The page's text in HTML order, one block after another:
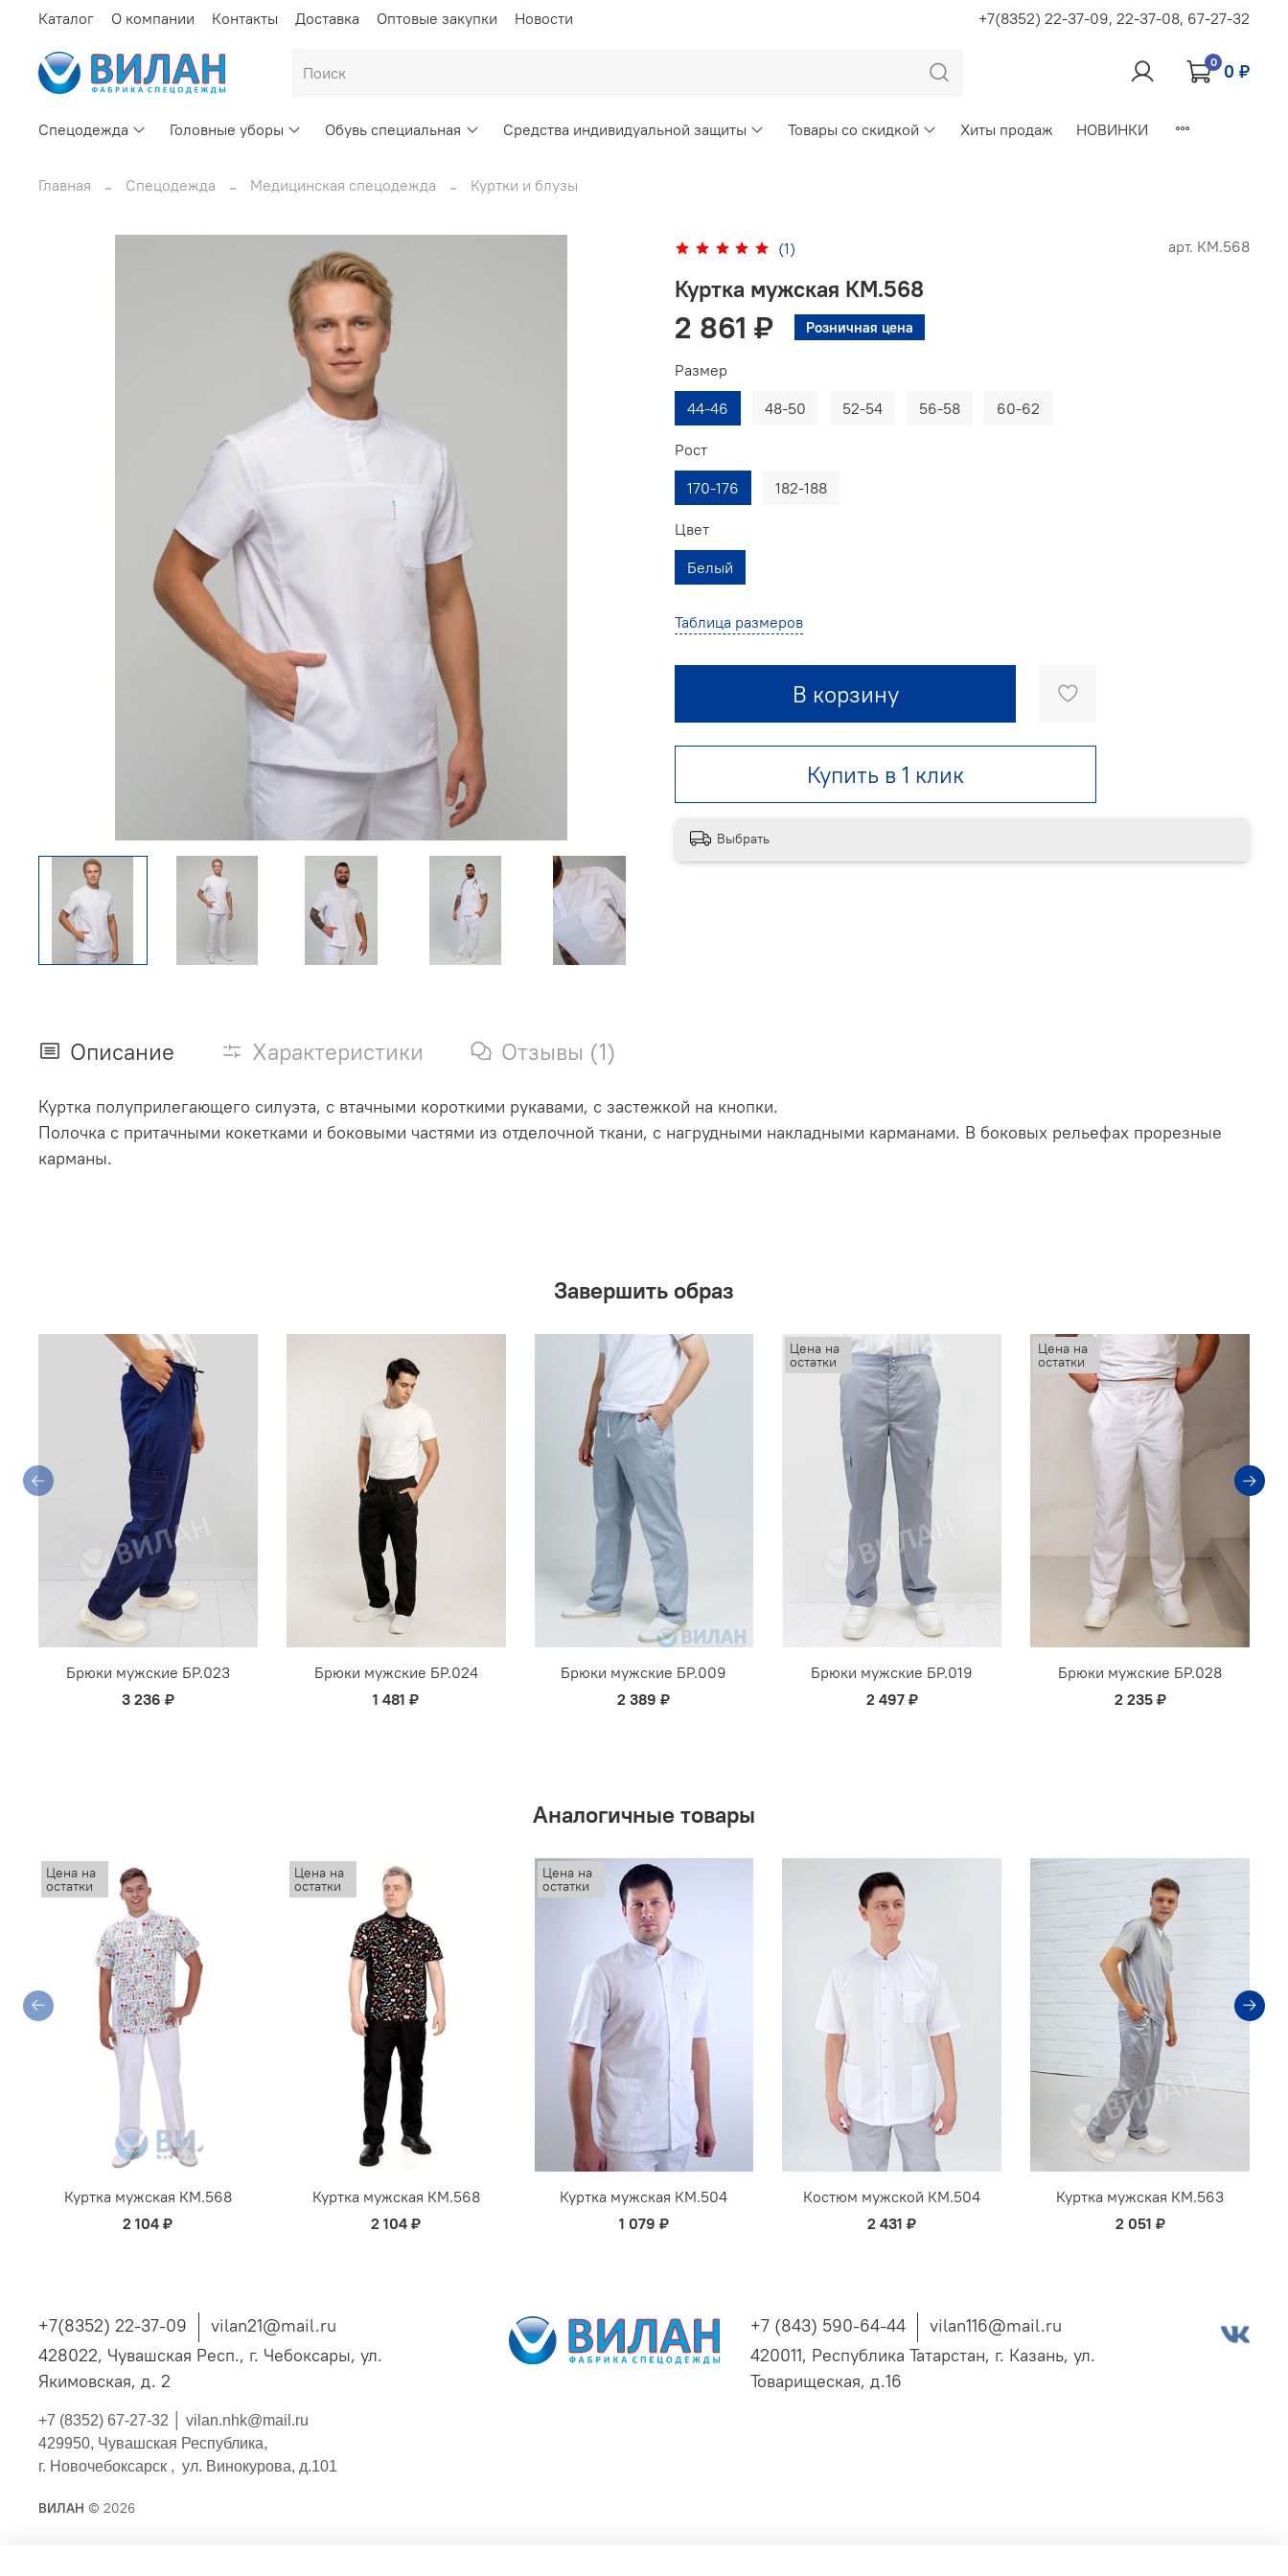
Каталог О компании Контакты Доставка Оптовые закупки Новости +7(8352) 22-37-09, 22-37-08, 67-27-32
0 0 ₽
Спецодежда Головные уборы Обувь специальная Средства индивидуальной защиты Товары со скидкой Хиты продаж НОВИНКИ
Главная Спецодежда Медицинская спецодежда Куртки и блузы
(1) арт. КМ.568
Куртка мужская КМ.568
2 861 ₽ Розничная цена
Таблица размеров
В корзину
Купить в 1 клик
Размер
44-46
48-50 52-54 56-58 60-62
Рост
170-176
182-188
Цвет
Белый
Выбрать
Описание Характеристики Отзывы (1)
Куртка полуприлегающего силуэта, с втачными короткими рукавами, с застежкой на кнопки.
Полочка с притачными кокетками и боковыми частями из отделочной ткани, с нагрудными накладными карманами. В боковых рельефах прорезные
карманы.
Завершить образ
Брюки мужские БР.023
3 236 ₽
Брюки мужские БР.024
1 481 ₽
Брюки мужские БР.009
2 389 ₽
Цена на
остатки
Брюки мужские БР.019
2 497 ₽
Цена на
остатки
Брюки мужские БР.028
2 235 ₽
Аналогичные товары
Цена на
остатки
Куртка мужская КМ.568
2 104 ₽
Цена на
остатки
Куртка мужская КМ.568
2 104 ₽
Цена на
остатки
Куртка мужская КМ.504
1 079 ₽
Костюм мужской КМ.504
2 431 ₽
Куртка мужская КМ.563
2 051 ₽
+7(8352) 22-37-09
vilan21@mail.ru
428022, Чувашская Респ., г. Чебоксары, ул.
Якимовская, д. 2
+7 (843) 590-64-44
vilan116@mail.ru
420011, Республика Татарстан, г. Казань, ул.
Товарищеская, д.16
+7 (8352) 67-27-32 │ vilan.nhk@mail.ru
429950, Чувашская Республика,
г. Новочебоксарск , ул. Винокурова, д.101
ВИЛАН © 2026